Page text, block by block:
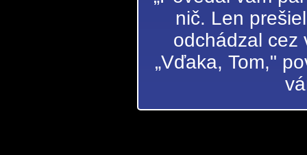
nič. Len
odchádzal cez
„Vďaka, Tom,"